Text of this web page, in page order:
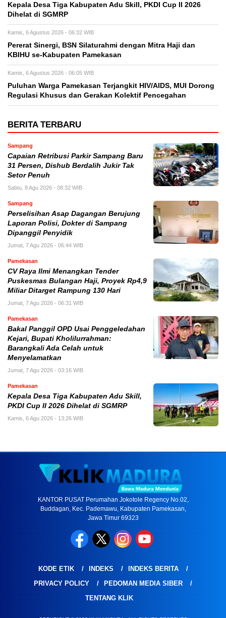
Kepala Desa Tiga Kabupaten Adu Skill, PKDI Cup II 2026
Dihelat di SGMRP
Kamis, 6 Agustus 2026 - 06:32 WIB
Pererat Sinergi, BSN Silaturahmi dengan Mitra Haji dan
KBIHU se-Kabupaten Pamekasan
Kamis, 6 Agustus 2026 - 06:05 WIB
Puluhan Warga Pamekasan Terjangkit HIV/AIDS, MUI Dorong
Regulasi Khusus dan Gerakan Kolektif Pencegahan
BERITA TERBARU
Sampang
Capaian Retribusi Parkir Sampang Baru
31 Persen, Dishub Berdalih Jukir Tak
Setor Penuh
Sabtu, 8 Agu 2026 - 08:32 WIB
Sampang
Perselisihan Asap Dagangan Berujung
Laporan Polisi, Dokter di Sampang
Dipanggil Penyidik
Jumat, 7 Agu 2026 - 06:44 WIB
Pamekasan
CV Raya Ilmi Menangkan Tender
Puskesmas Bulangan Haji, Proyek Rp4,9
Miliar Ditarget Rampung 130 Hari
Jumat, 7 Agu 2026 - 06:31 WIB
Pamekasan
Bakal Panggil OPD Usai Penggeledahan
Kejari, Bupati Kholilurrahman:
Barangkali Ada Celah untuk
Menyelamatkan
Jumat, 7 Agu 2026 - 03:16 WIB
Pamekasan
Kepala Desa Tiga Kabupaten Adu Skill,
PKDI Cup II 2026 Dihelat di SGMRP
Kamis, 6 Agu 2026 - 13:26 WIB
KANTOR PUSAT Perumahan Jokotole Regency No.02,
Buddagan, Kec. Pademawu, Kabupaten Pamekasan,
Jawa Timur 69323
KODE ETIK INDEKS
INDEKS BERITA
PRIVACY POLICY
PEDOMAN MEDIA SIBER
TENTANG KLIK